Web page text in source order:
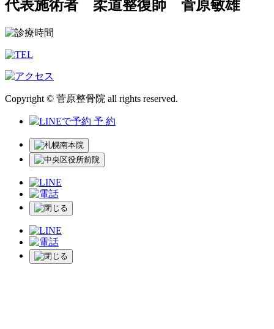
代表施術者 柔道整復師 菅原敏雄
Copyright © 菅原整骨院 all rights reserved.
予 約